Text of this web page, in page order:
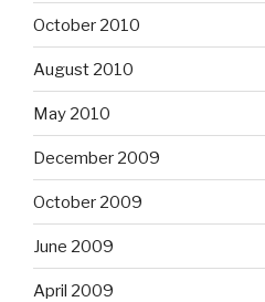
October 2010
August 2010
May 2010
December 2009
October 2009
June 2009
April 2009